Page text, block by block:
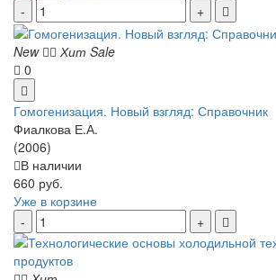
New Хит Sale
0
Гомогенизация. Новый взгляд: Справочник
Фиалкова Е.А.
(2006)
В наличии
660 руб.
Уже в корзине